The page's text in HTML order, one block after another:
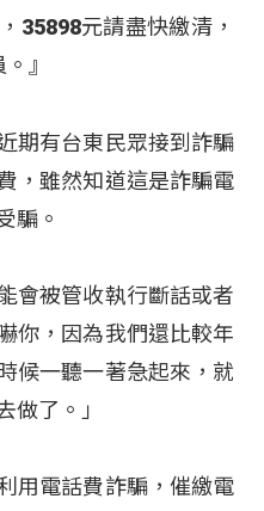
35898元請盡快繳清，
』
期有台東民眾接到詐騙
，雖然知道這是詐騙電
騙。
會被管收執行斷話或者
你，因為我們還比較年
候一聽一著急起來，就
做了。」
用電話費詐騙，催繳電